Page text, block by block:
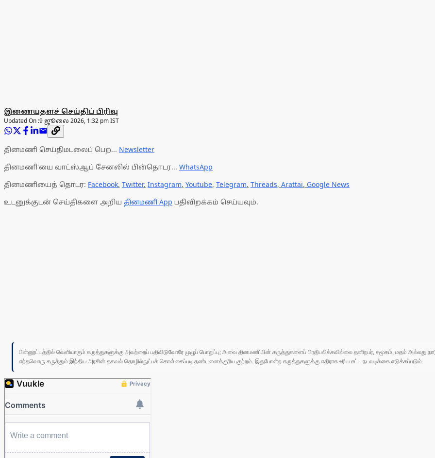
இணையதளச் செய்திப் பிரிவு
Updated On :9 ஜூலை 2026, 1:32 pm IST
தினமணி செய்திமடலைப் பெற... Newsletter
தினமணி'யை வாட்ஸ்ஆப் சேனலில் பின்தொடர... WhatsApp
தினமணியைத் தொடர: Facebook, Twitter, Instagram, Youtube, Telegram, Threads, Arattai, Google News
உடனுக்குடன் செய்திகளை அறிய தினமணி App பதிவிறக்கம் செய்யவும்.
பின்னூட்டத்தில் வெளியாகும் கருத்துகளுக்கு அவற்றைப் பதிவிடுவோரே முழுப் பொறுப்பு; அவை தினமணியின் கருத்துகளைப் பிரதிபலிக்கவில்லை.தனிநபர், சமூகம், மதம் அல்லது
எந்தவொரு கருத்தும் இந்திய அரசின் தகவல் தொழில்நுட்பக் கொள்கைப்படி தண்டனைக்குரிய குற்றம். இதுபோன்ற கருத்துகளுக்கு எதிராக உரிய சட்ட நடவடிக்கை எடுக்கப்படும்.